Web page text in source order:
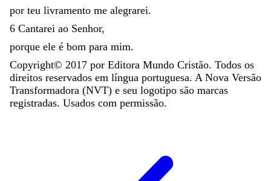
por teu livramento me alegrarei.
6 Cantarei ao Senhor,
porque ele é bom para mim.
Copyright© 2017 por Editora Mundo Cristão. Todos os
direitos reservados em língua portuguesa. A Nova Versão
Transformadora (NVT) e seu logotipo são marcas
registradas. Usados com permissão.